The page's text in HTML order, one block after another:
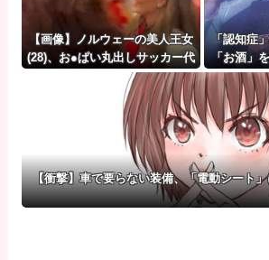
【画像】ノルウェーの美人王女
(28)、お●ぱい丸出しサッカー代
表のロッカールームで健闘を称
えるｗｗｗｗｗｗ
「認知症
「お酒」
に良くな
【衝撃】車で要らない装備、「電動シート